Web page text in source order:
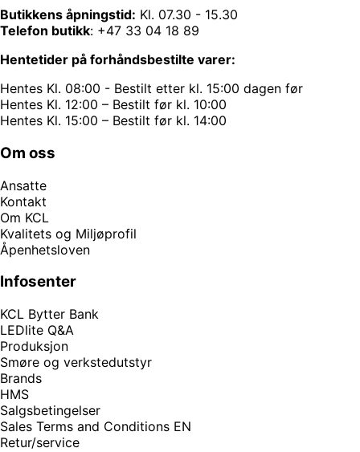
Butikkens åpningstid: Kl. 07.30 - 15.30
Telefon butikk: +47 33 04 18 89
Hentetider på forhåndsbestilte varer:
Hentes Kl. 08:00 - Bestilt etter kl. 15:00 dagen før
Hentes Kl. 12:00 – Bestilt før kl. 10:00
Hentes Kl. 15:00 – Bestilt før kl. 14:00
Om oss
Ansatte
Kontakt
Om KCL
Kvalitets og Miljøprofil
Åpenhetsloven
Infosenter
KCL Bytter Bank
LEDlite Q&A
Produksjon
Smøre og verkstedutstyr
Brands
HMS
Salgsbetingelser
Sales Terms and Conditions EN
Retur/service